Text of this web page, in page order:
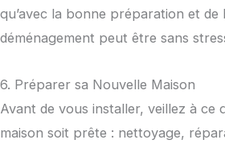
qu’avec la bonne préparation et
déménagement peut être sans
6. Préparer sa Nouvelle Maison
Avant de vous installer, veillez à ce
maison soit prête : nettoyage,